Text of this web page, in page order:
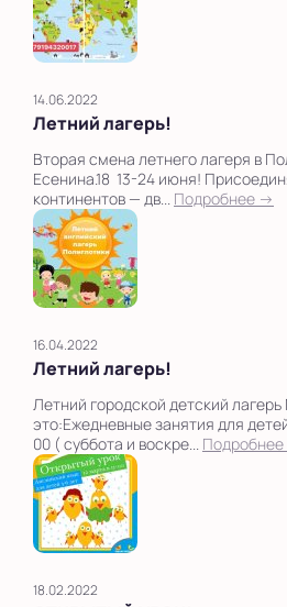
14.06.2022
Летний лагерь!
Вторая смена летнего лагеря в
Есенина.18 13-24 июня!
континентов — дв... Подробнее →
16.04.2022
Летний лагерь!
Летний городской детский
это:Ежедневные занятия для
00 ( суббота и воскре...
18.02.2022